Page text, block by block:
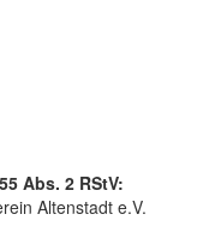
Abs. 2 RStV:
Altenstadt e.V.